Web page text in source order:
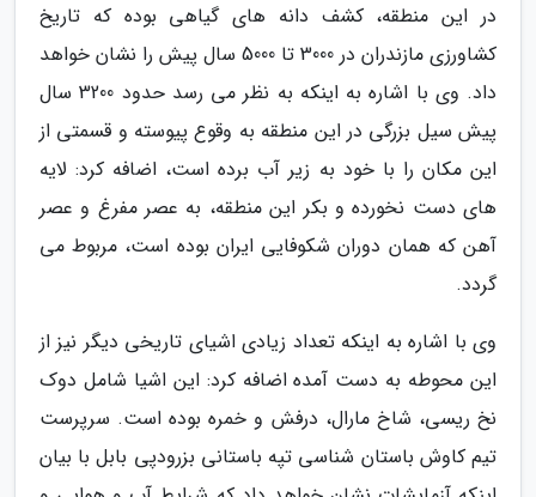
در این منطقه، کشف دانه های گیاهی بوده که تاریخ
کشاورزی مازندران در 3000 تا 5000 سال پیش را نشان خواهد
داد. وی با اشاره به اینکه به نظر می رسد حدود 3200 سال
پیش سیل بزرگی در این منطقه به وقوع پیوسته و قسمتی از
این مکان را با خود به زیر آب برده است، اضافه کرد: لایه
های دست نخورده و بکر این منطقه، به عصر مفرغ و عصر
آهن که همان دوران شکوفایی ایران بوده است، مربوط می
گردد.
وی با اشاره به اینکه تعداد زیادی اشیای تاریخی دیگر نیز از
این محوطه به دست آمده اضافه کرد: این اشیا شامل دوک
نخ ریسی، شاخ مارال، درفش و خمره بوده است. سرپرست
تیم کاوش باستان شناسی تپه باستانی بزرودپی بابل با بیان